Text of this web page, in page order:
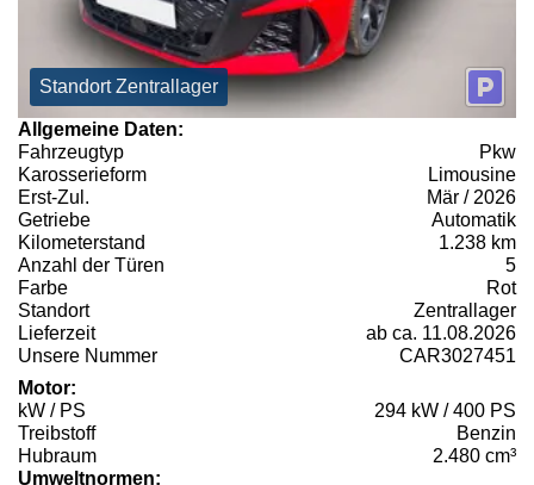
Standort Zentrallager
Allgemeine Daten:
Fahrzeugtyp
Pkw
Karosserieform
Limousine
Erst-Zul.
Mär / 2026
Getriebe
Automatik
Kilometerstand
1.238 km
Anzahl der Türen
5
Farbe
Rot
Standort
Zentrallager
Lieferzeit
ab ca. 11.08.2026
Unsere Nummer
CAR3027451
Motor:
kW / PS
294 kW / 400 PS
Treibstoff
Benzin
Hubraum
2.480 cm³
Umweltnormen: